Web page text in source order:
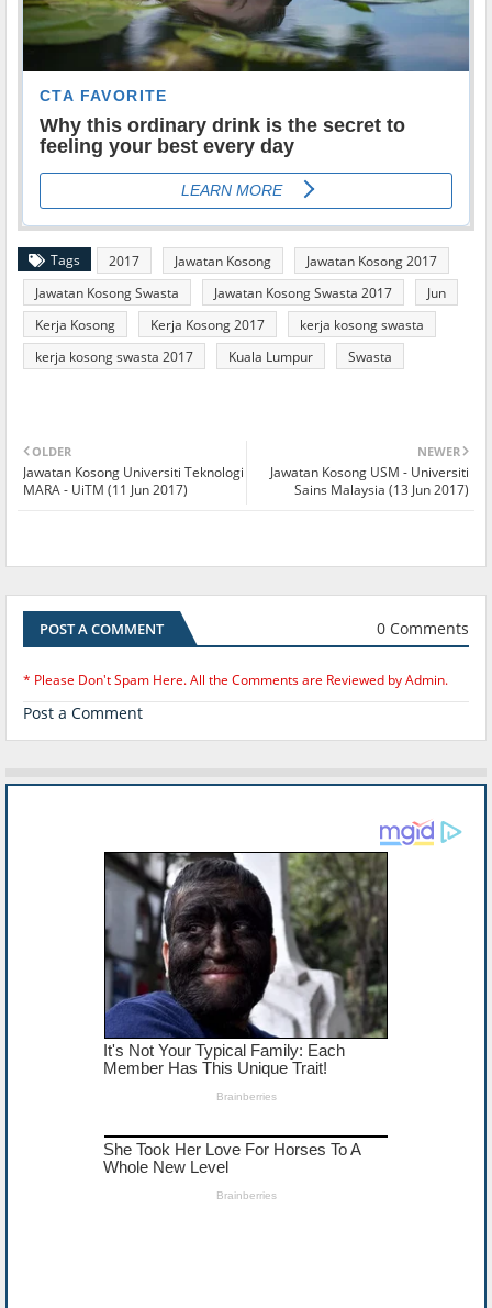
Tags 2017 Jawatan Kosong
Jawatan Kosong 2017
Jawatan Kosong Swasta
Jawatan Kosong Swasta 2017
Jun
Kerja Kosong
Kerja Kosong 2017
kerja kosong swasta
kerja kosong swasta 2017
Kuala Lumpur Swasta
NEWER
Jawatan Kosong USM - Universiti
Sains Malaysia (13 Jun 2017)
OLDER
Jawatan Kosong Universiti Teknologi
MARA - UiTM (11 Jun 2017)
POST A COMMENT 0 Comments
* Please Don't Spam Here. All the Comments are Reviewed by Admin.
Post a Comment